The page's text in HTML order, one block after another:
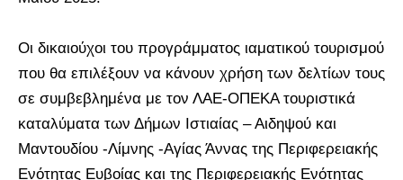
Οι δικαιούχοι του προγράμματος ιαματικού τουρισμού
που θα επιλέξουν να κάνουν χρήση των δελτίων τους
σε συμβεβλημένα με τον ΛΑΕ-ΟΠΕΚΑ τουριστικά
καταλύματα των Δήμων Ιστιαίας – Αιδηψού και
Μαντουδίου -Λίμνης -Αγίας Άννας της Περιφερειακής
Ενότητας Ευβοίας και της Περιφερειακής Ενότητας